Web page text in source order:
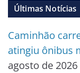
Últimas Notícias
Caminhão
atingiu ônibus
agosto de 2026